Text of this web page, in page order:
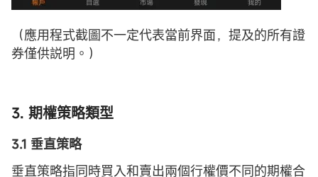
（應用程式截圖不一定代表當前界面，提及的所有證
券僅供説明。）
3. 期權策略類型
3.1 垂直策略
垂直策略指同時買入和賣出兩個行權價不同的期權合